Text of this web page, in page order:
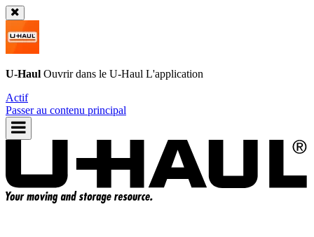
U-Haul Ouvrir dans le U-Haul L'application
Actif
Passer au contenu principal